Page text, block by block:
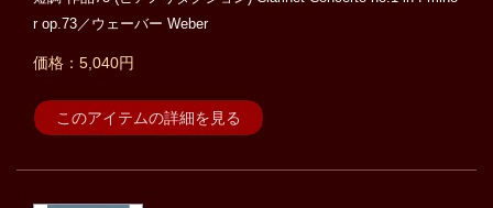
r op.73／ウェーバー Weber
価格：5,040円
このアイテムの詳細を見る